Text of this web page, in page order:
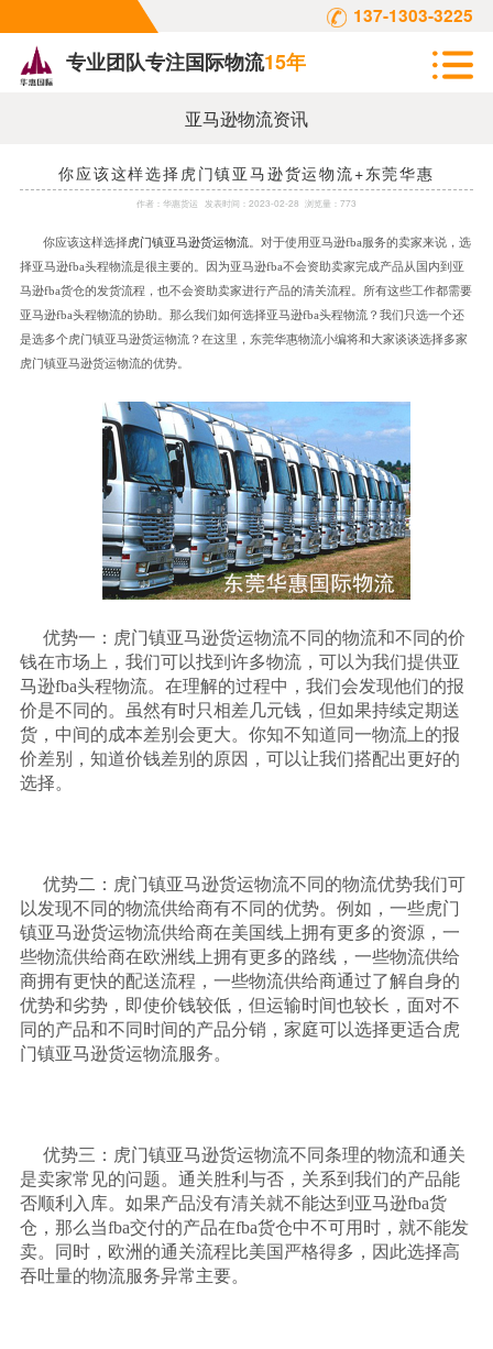
137-1303-3225
专业团队专注国际物流15年
亚马逊物流资讯
你应该这样选择虎门镇亚马逊货运物流+东莞华惠
作者： 华惠货运 发表时间： 2023-02-28 浏览量：773
你应该这样选择虎门镇亚马逊货运物流 。对于使用亚马逊fba服务的卖家来说，选
择亚马逊fba头程物流是很主要的。因为亚马逊fba不会资助卖家完成产品从国内到亚
马逊fba货仓的发货流程，也不会资助卖家进行产品的清关流程。所有这些工作都需要
亚马逊fba头程物流的协助。那么我们如何选择亚马逊fba头程物流？我们只选一个还
是选多个虎门镇亚马逊货运物流？在这里，东莞华惠物流小编将和大家谈谈选择多家
虎门镇亚马逊货运物流的优势。
优势一：虎门镇亚马逊货运物流不同的物流和不同的价
钱在市场上，我们可以找到许多物流，可以为我们提供亚
马逊fba头程物流。在理解的过程中，我们会发现他们的报
价是不同的。虽然有时只相差几元钱，但如果持续定期送
货，中间的成本差别会更大。你知不知道同一物流上的报
价差别，知道价钱差别的原因，可以让我们搭配出更好的
选择。
优势二：虎门镇亚马逊货运物流不同的物流优势我们可
以发现不同的物流供给商有不同的优势。例如，一些虎门
镇亚马逊货运物流供给商在美国线上拥有更多的资源，一
些物流供给商在欧洲线上拥有更多的路线，一些物流供给
商拥有更快的配送流程，一些物流供给商通过了解自身的
优势和劣势，即使价钱较低，但运输时间也较长，面对不
同的产品和不同时间的产品分销，家庭可以选择更适合虎
门镇亚马逊货运物流服务。
优势三：虎门镇亚马逊货运物流不同条理的物流和通关
是卖家常见的问题。通关胜利与否，关系到我们的产品能
否顺利入库。如果产品没有清关就不能达到亚马逊fba货
仓，那么当fba交付的产品在fba货仓中不可用时，就不能发
卖。同时，欧洲的通关流程比美国严格得多，因此选择高
吞吐量的物流服务异常主要。